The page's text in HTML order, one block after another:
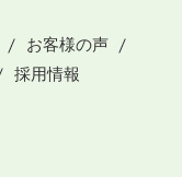
お客様の声
採用情報